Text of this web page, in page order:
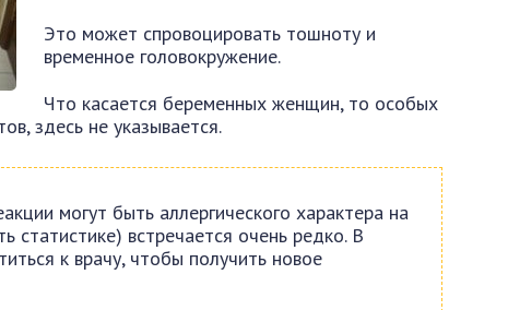
Это может спровоцировать тошноту и
временное головокружение.
Что касается беременных женщин, то особых
здесь не указывается.
могут быть аллергического характера на
статистике) встречается очень редко. В
к врачу, чтобы получить новое